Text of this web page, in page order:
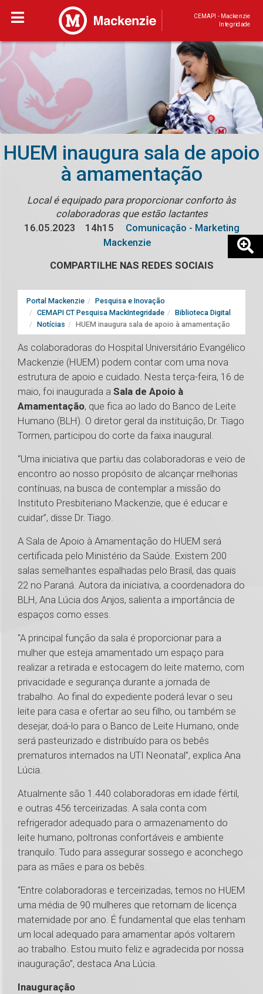
CEMAPI - Mackenzie
Integridade
HUEM inaugura sala de apoio
à amamentação
Local é equipado para proporcionar conforto às
colaboradoras que estão lactantes
16.05.2023
14h15
Comunicação - Marketing
Mackenzie
COMPARTILHE NAS REDES SOCIAIS
Portal Mackenzie
Pesquisa e Inovação
CEMAPI CT Pesquisa MackIntegridade
Biblioteca Digital
Notícias
HUEM inaugura sala de apoio à amamentação
As colaboradoras do Hospital Universitário Evangélico
Mackenzie (HUEM) podem contar com uma nova
estrutura de apoio e cuidado. Nesta terça-feira, 16 de
maio, foi inaugurada a Sala de Apoio à
Amamentação, que fica ao lado do Banco de Leite
Humano (BLH). O diretor geral da instituição, Dr. Tiago
Tormen, participou do corte da faixa inaugural.
“Uma iniciativa que partiu das colaboradoras e veio de
encontro ao nosso propósito de alcançar melhorias
contínuas, na busca de contemplar a missão do
Instituto Presbiteriano Mackenzie, que é educar e
cuidar”, disse Dr. Tiago.
A Sala de Apoio à Amamentação do HUEM será
certificada pelo Ministério da Saúde. Existem 200
salas semelhantes espalhadas pelo Brasil, das quais
22 no Paraná. Autora da iniciativa, a coordenadora do
BLH, Ana Lúcia dos Anjos, salienta a importância de
espaços como esses.
"A principal função da sala é proporcionar para a
mulher que esteja amamentado um espaço para
realizar a retirada e estocagem do leite materno, com
privacidade e segurança durante a jornada de
trabalho. Ao final do expediente poderá levar o seu
leite para casa e ofertar ao seu filho, ou também se
desejar, doá-lo para o Banco de Leite Humano, onde
será pasteurizado e distribuído para os bebês
prematuros internados na UTI Neonatal”, explica Ana
Lúcia.
Atualmente são 1.440 colaboradoras em idade fértil,
e outras 456 terceirizadas. A sala conta com
refrigerador adequado para o armazenamento do
leite humano, poltronas confortáveis e ambiente
tranquilo. Tudo para assegurar sossego e aconchego
para as mães e para os bebês.
“Entre colaboradoras e terceirizadas, temos no HUEM
uma média de 90 mulheres que retornam de licença
maternidade por ano. É fundamental que elas tenham
um local adequado para amamentar após voltarem
ao trabalho. Estou muito feliz e agradecida por nossa
inauguração”, destaca Ana Lúcia.
Inauguração